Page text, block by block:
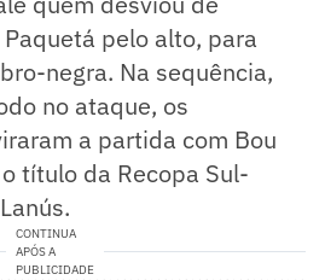
pelo alto, para
negra. Na sequência,
no ataque, os
a partida com Bou
título da Recopa Sul-
CONTINUA
APÓS A
PUBLICIDADE